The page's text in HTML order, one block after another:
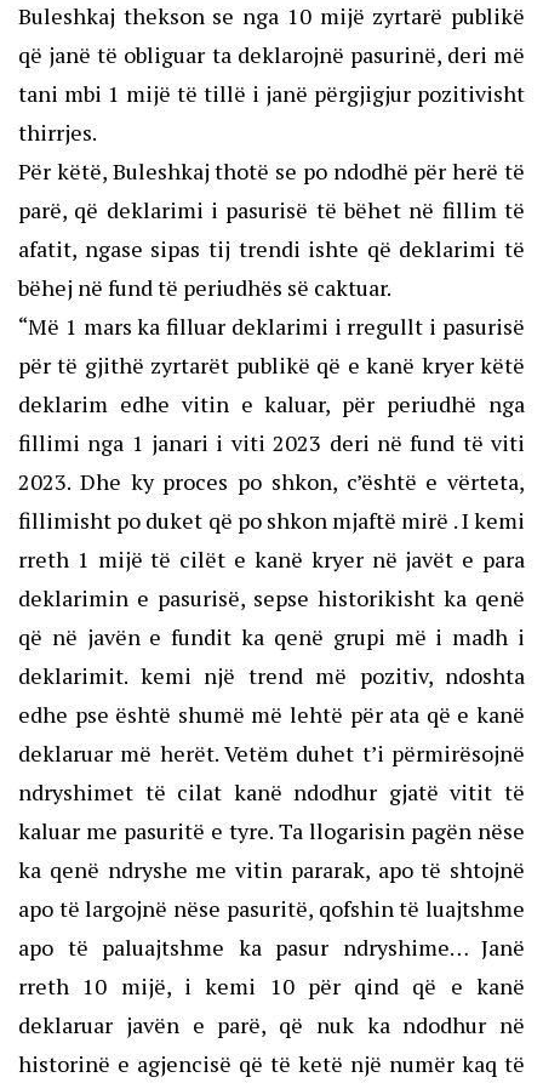
Buleshkaj thekson se nga 10 mijë zyrtarë publikë
që janë të obliguar ta deklarojnë pasurinë, deri më
tani mbi 1 mijë të tillë i janë përgjigjur pozitivisht
thirrjes.
Për këtë, Buleshkaj thotë se po ndodhë për herë të
parë, që deklarimi i pasurisë të bëhet në fillim të
afatit, ngase sipas tij trendi ishte që deklarimi të
bëhej në fund të periudhës së caktuar.
“Më 1 mars ka filluar deklarimi i rregullt i pasurisë
për të gjithë zyrtarët publikë që e kanë kryer këtë
deklarim edhe vitin e kaluar, për periudhë nga
fillimi nga 1 janari i viti 2023 deri në fund të viti
2023. Dhe ky proces po shkon, c’është e vërteta,
fillimisht po duket që po shkon mjaftë mirë . I kemi
rreth 1 mijë të cilët e kanë kryer në javët e para
deklarimin e pasurisë, sepse historikisht ka qenë
që në javën e fundit ka qenë grupi më i madh i
deklarimit. kemi një trend më pozitiv, ndoshta
edhe pse është shumë më lehtë për ata që e kanë
deklaruar më herët. Vetëm duhet t’i përmirësojnë
ndryshimet të cilat kanë ndodhur gjatë vitit të
kaluar me pasuritë e tyre. Ta llogarisin pagën nëse
ka qenë ndryshe me vitin pararak, apo të shtojnë
apo të largojnë nëse pasuritë, qofshin të luajtshme
apo të paluajtshme ka pasur ndryshime… Janë
rreth 10 mijë, i kemi 10 për qind që e kanë
deklaruar javën e parë, që nuk ka ndodhur në
historinë e agjencisë që të ketë një numër kaq të